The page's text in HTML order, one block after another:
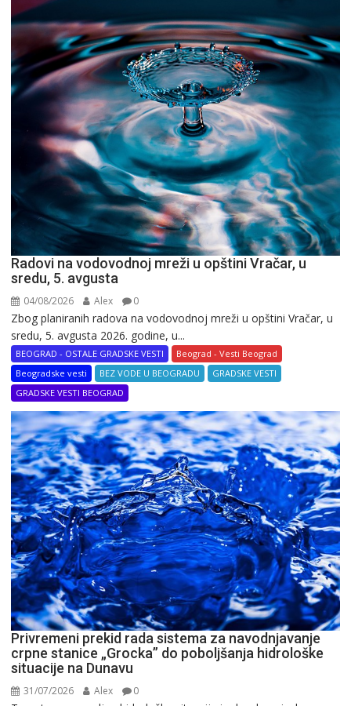
Radovi na vodovodnoj mreži u opštini Vračar, u
sredu, 5. avgusta
04/08/2026 Alex 0
Zbog planiranih radova na vodovodnoj mreži u opštini Vračar, u
sredu, 5. avgusta 2026. godine, u...
BEOGRAD - OSTALE GRADSKE VESTI
Beograd - Vesti Beograd
Beogradske vesti
BEZ VODE U BEOGRADU
GRADSKE VESTI
GRADSKE VESTI BEOGRAD
Privremeni prekid rada sistema za navodnjavanje
crpne stanice „Grocka” do poboljšanja hidrološke
situacije na Dunavu
31/07/2026 Alex 0